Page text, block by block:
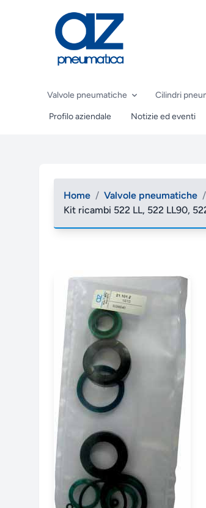
Valvole pneumatiche Cilindri
Profilo aziendale Notizie ed eventi
Home / Valvole pneumatiche /
Kit ricambi 522 LL, 522 LL90,